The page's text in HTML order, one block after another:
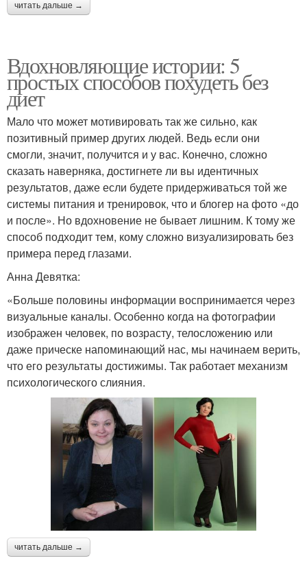
читать дальше →
Вдохновляющие истории: 5
простых способов похудеть без
диет
Мало что может мотивировать так же сильно, как
позитивный пример других людей. Ведь если они
смогли, значит, получится и у вас. Конечно, сложно
сказать наверняка, достигнете ли вы идентичных
результатов, даже если будете придерживаться той же
системы питания и тренировок, что и блогер на фото «до
и после». Но вдохновение не бывает лишним. К тому же
способ подходит тем, кому сложно визуализировать без
примера перед глазами.
Анна Девятка:
«Больше половины информации воспринимается через
визуальные каналы. Особенно когда на фотографии
изображен человек, по возрасту, телосложению или
даже прическе напоминающий нас, мы начинаем верить,
что его результаты достижимы. Так работает механизм
психологического слияния.
читать дальше →